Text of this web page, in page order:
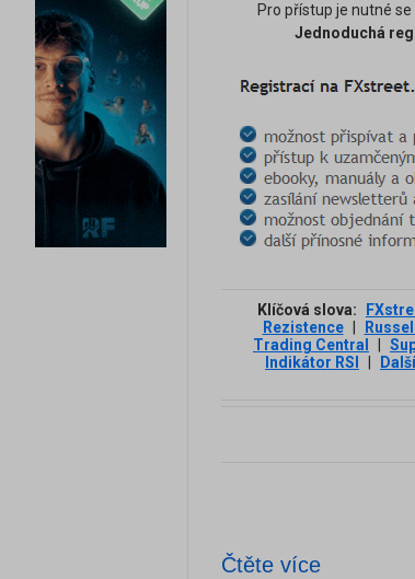
Pro přístup je nutné
Jednoduchá
Klíčová slova:
Rezistence
Trading Central
Indikátor RSI
Čtěte více